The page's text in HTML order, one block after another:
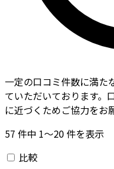
一定の口コミ件数に満た
ていただいております。
に近づくためご協力をお
57 件中 1〜20件を表示
比較